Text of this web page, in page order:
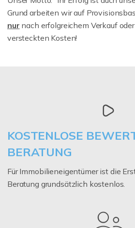
Grund arbeiten wir auf
nur nach erfolgreichem Verkauf
versteckten Kosten!
KOSTENLOSE
BERATUNG
Für Immobilieneigentümer ist die
Beratung grundsätzlich kostenlos.